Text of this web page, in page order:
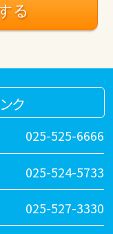
ク
025-525-6666
025-524-5733
025-527-3330